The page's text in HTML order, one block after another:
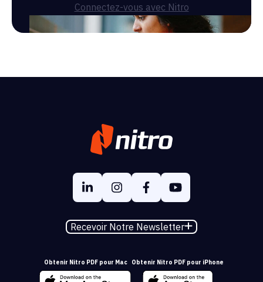
Connectez-vous avec Nitro
Recevoir Notre Newsletter
Obtenir Nitro PDF pour Mac Obtenir Nitro PDF pour iPhone